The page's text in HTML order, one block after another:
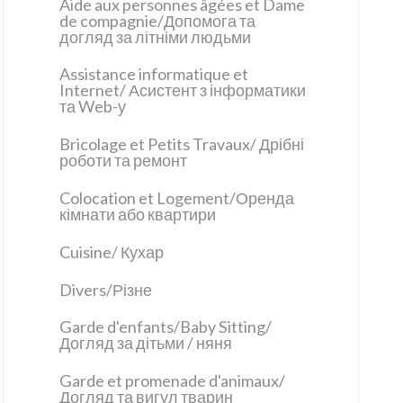
Aide aux personnes âgées et Dame
de compagnie/Допомога та
догляд за літніми людьми
Assistance informatique et
Internet/ Асистент з інформатики
та Web-у
Bricolage et Petits Travaux/ Дрібні
роботи та ремонт
Colocation et Logement/Оренда
кімнати або квартири
Cuisine/ Кухар
Divers/Різне
Garde d'enfants/Baby Sitting/
Догляд за дітьми / няня
Garde et promenade d'animaux/
Догляд та вигул тварин